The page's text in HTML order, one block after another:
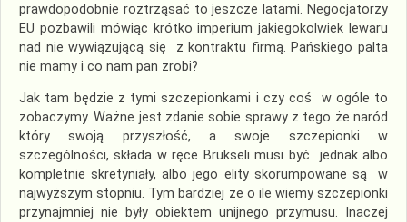
prawdopodobnie roztrząsać to jeszcze latami. Negocjatorzy
EU pozbawili mówiąc krótko imperium jakiegokolwiek lewaru
nad nie wywiązującą się z kontraktu firmą. Pańskiego palta
nie mamy i co nam pan zrobi?
Jak tam będzie z tymi szczepionkami i czy coś w ogóle to
zobaczymy. Ważne jest zdanie sobie sprawy z tego że naród
który swoją przyszłość, a swoje szczepionki w
szczególności, składa w ręce Brukseli musi być jednak albo
kompletnie skretyniały, albo jego elity skorumpowane są w
najwyższym stopniu. Tym bardziej że o ile wiemy szczepionki
przynajmniej nie były obiektem unijnego przymusu. Inaczej